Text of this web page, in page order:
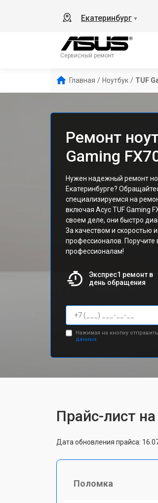
Екатеринбург ▼
Сервисный ремонт
Главная / Ноутбук / TUF
Ремонт
Gaming
Нужен надежный ремонт
Екатеринбурге?
специализируемся на
включая Асус TUF Gaming
своем деле, они быстро
За качеством и скоростью
профессионалов. Поручите
профессионалам!
Экспрес1 ремонт в
день обращения
Нажимая на кнопку
данных.
Прайс-лист
Дата обновления прайса:
Поломка